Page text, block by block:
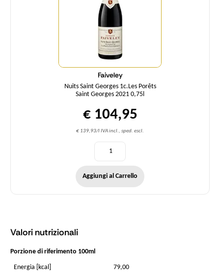
Faiveley
Nuits Saint Georges 1c.Les Porêts
Saint Georges 2021 0,75l
€ 104,95
€ 139,93/l IVA incl., sped. escl.
Aggiungi al Carrello
Valori nutrizionali
Porzione di riferimento 100ml
Energia [kcal] 79,00